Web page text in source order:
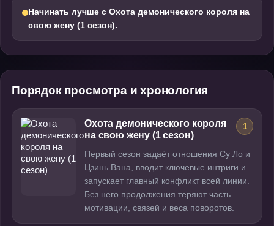
Начинать лучше с Охота демонического короля на
свою жену (1 сезон).
Порядок просмотра и хронология
Охота демонического короля
на свою жену (1 сезон)
1
Первый сезон задаёт отношения Су Ло и
Цзинь Вана, вводит ключевые интриги и
запускает главный конфликт всей линии.
Без него продолжения теряют часть
мотивации, связей и веса поворотов.